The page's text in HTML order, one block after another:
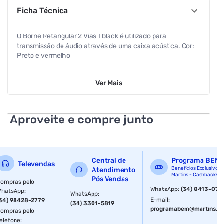
Ficha Técnica
O Borne Retangular 2 Vias Tblack é utilizado para
transmissão de áudio através de uma caixa acústica. Cor:
Preto e vermelho
Largura do borne: 3 centímetros
Quantidade: 10 Peças
Ver Mais
Aproveite e compre junto
Televendas
pelo
:
98428-2779
pelo
:
Central de
Atendimento
Pós Vendas
WhatsApp:
(34) 3301-5819
Programa
Benefícios
Martins -
WhatsApp:(34) 8413-
E-mail: